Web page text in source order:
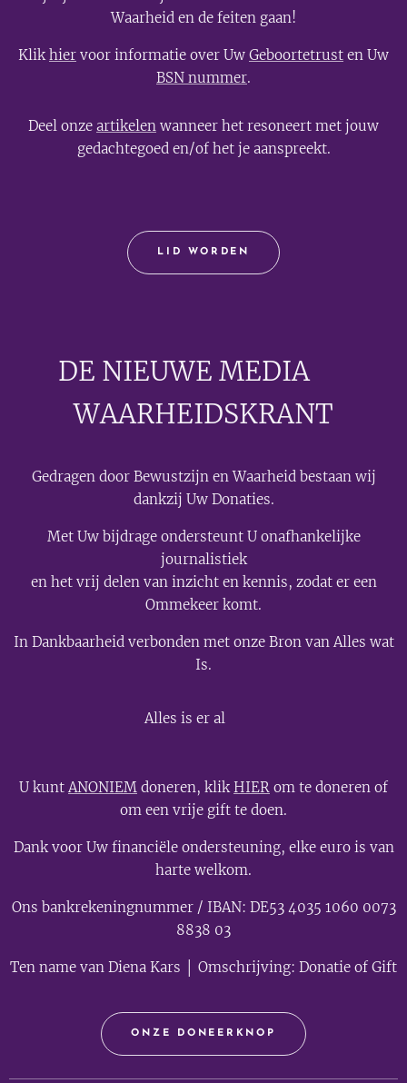
Waarheid en de feiten gaan!
Klikhier voor informatie over Uw Geboortetrust en Uw
BSN nummer.
Deel onze artikelen wanneer het resoneert met jouw
gedachtegoed en/of het je aanspreekt.
LID WORDEN
DE NIEUWE MEDIA🟣
WAARHEIDSKRANT
Gedragen door Bewustzijn en Waarheid bestaan wij
dankzij Uw Donaties.
Met Uw bijdrage ondersteunt U onafhankelijke
journalistiek
en het vrij delen van inzicht en kennis, zodat er een
Ommekeer komt.
In Dankbaarheid verbonden met onze Bron van Alles wat
Is.
Alles is er al
U kuntANONIEM doneren, klikHIER om te doneren of
om een vrije gift te doen.
Dank voor Uw financiële ondersteuning, elke euro is van
harte welkom.
Ons bankrekeningnummer / IBAN: DE53 4035 1060 0073
8838 03
Ten name van Diena Kars │ Omschrijving: Donatie of Gift
ONZE DONEERKNOP